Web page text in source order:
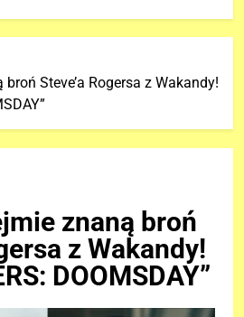
Steve’a Rogersa z Wakandy!
znaną broń
z Wakandy!
DOOMSDAY”